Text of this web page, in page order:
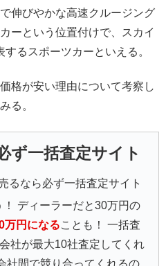
伸びやかな高速クルージング
ーという位置付けで、スカイ
るスポーツカーといえる。
格が安い理由について考察し
る。
ず一括査定サイト
るなら必ず一括査定サイト
ディーラーだと30万円の
万円になることも！ 一括査
社が最大10社査定してくれ
社間で競り合ってくれるの